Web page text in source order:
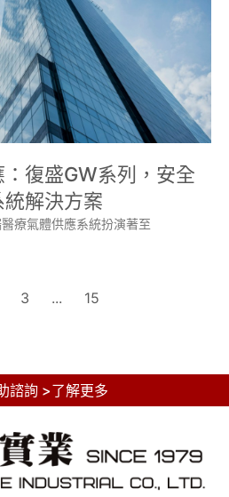
復盛GW系列，安全
解決方案
療氣體供應系統扮演著至
3 ... 15
諮詢 >了解更多